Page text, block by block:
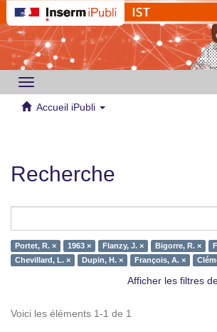
Toggle
navigation
Accueil iPubli
Recherche
Portet, R. × 1963 × Flanzy, J. × Bigorre, R. ×
Chevillard, L. ×
Dupin, H. × François, A. ×
Afficher les filtres
Voici les éléments 1-1 de 1